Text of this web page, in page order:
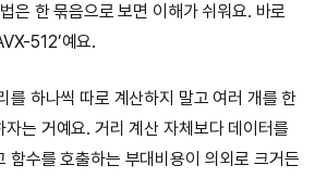
은 한 묶음으로 보면 이해가 쉬워요. 바로
512’예요.
를 하나씩 따로 계산하지 말고 여러 개를 한
자는 거예요. 거리 계산 자체보다 데이터를
함수를 호출하는 부대비용이 의외로 크거든